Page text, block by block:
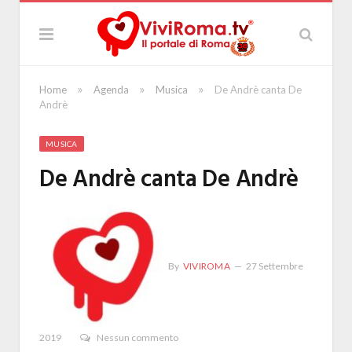
Home » Agenda » Musica »
De Andrè canta De
Andrè
MUSICA
De Andrè canta De Andrè
By VIVIROMA 27 Settembre
2019 Nessun commento